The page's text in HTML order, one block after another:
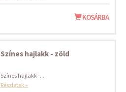
KOSÁRBA
Színes hajlakk - zöld
Színes hajlakk -...
Részletek »